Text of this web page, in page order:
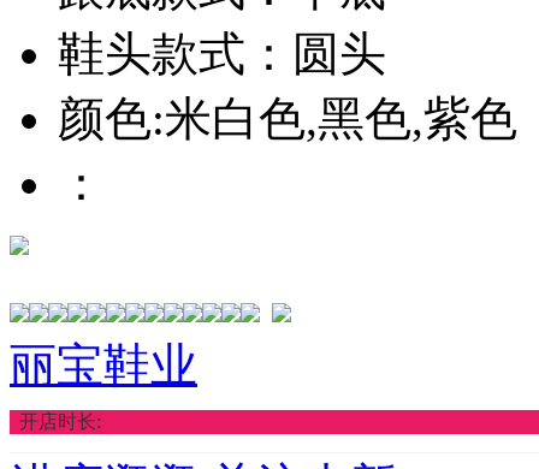
鞋头款式：圆头
颜色:米白色,黑色,紫色
：
丽宝鞋业
开店时长: